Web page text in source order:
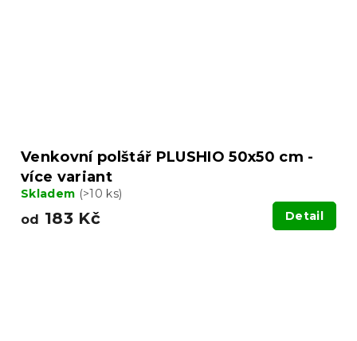
Venkovní polštář PLUSHIO 50x50 cm -
více variant
Skladem (>10 ks)
od 183 Kč Detail